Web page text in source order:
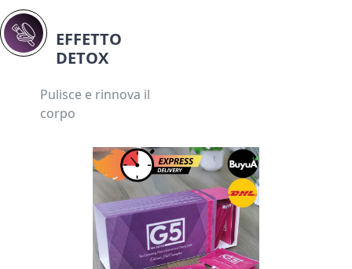
EFFETTO
DETOX
Pulisce e rinnova il
corpo